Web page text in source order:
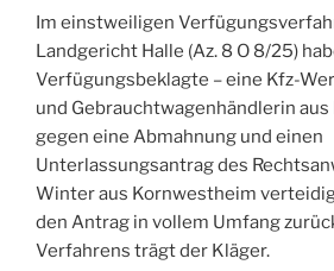
Im einstweiligen
Landgericht Halle (Az. 8 O 8/25)
Verfügungsbeklagte – eine Kfz-
und Gebrauchtwagenhändlerin
gegen eine Abmahnung und einen
Unterlassungsantrag des
Winter aus Kornwestheim
den Antrag in vollem Umfang
Verfahrens trägt der Kläger.